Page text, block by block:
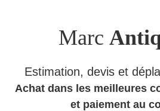
Marc
Estimation, devis et
Achat dans les meilleures
et paiement au